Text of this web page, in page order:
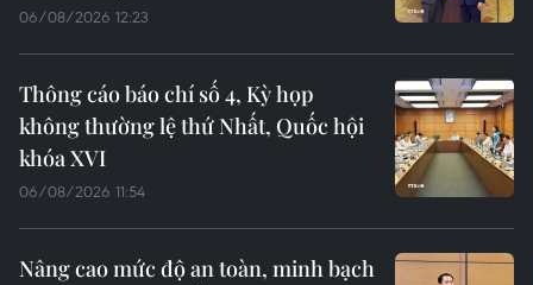
06/08/2026 12:23
Thông cáo báo chí số 4, Kỳ họp
không thường lệ thứ Nhất, Quốc hội
khóa XVI
06/08/2026 11:54
Nâng cao mức độ an toàn, minh bạch